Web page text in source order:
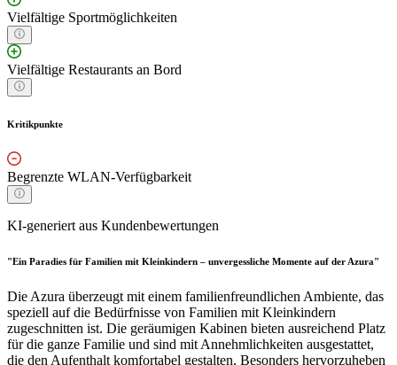
Vielfältige Sportmöglichkeiten
Vielfältige Restaurants an Bord
Kritikpunkte
Begrenzte WLAN-Verfügbarkeit
KI-generiert aus Kundenbewertungen
"Ein Paradies für Familien mit Kleinkindern – unvergessliche Momente auf der Azura"
Die Azura überzeugt mit einem familienfreundlichen Ambiente, das
speziell auf die Bedürfnisse von Familien mit Kleinkindern
zugeschnitten ist. Die geräumigen Kabinen bieten ausreichend Platz
für die ganze Familie und sind mit Annehmlichkeiten ausgestattet,
die den Aufenthalt komfortabel gestalten. Besonders hervorzuheben